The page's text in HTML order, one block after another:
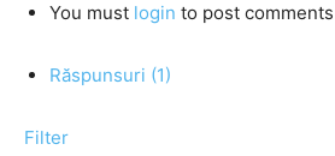
You must login to post comments
Răspunsuri (1)
Filter